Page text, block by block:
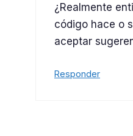
¿Realmente
código hace o
aceptar
Responder